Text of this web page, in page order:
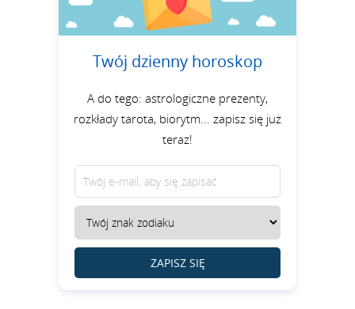
Twój dzienny horoskop
A do tego: astrologiczne prezenty,
rozkłady tarota, biorytm... zapisz się już
teraz!
ZAPISZ SIĘ